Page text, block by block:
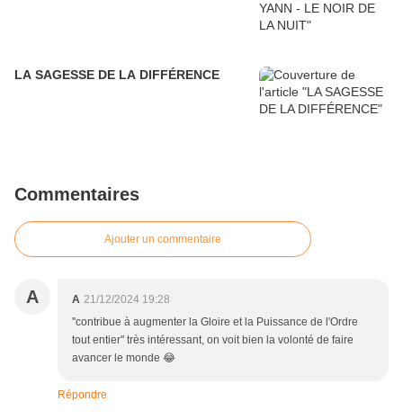
LA SAGESSE DE LA DIFFÉRENCE
Commentaires
Ajouter un commentaire
A A 21/12/2024 19:28
''contribue à augmenter la Gloire et la Puissance de l'Ordre
tout entier'' très intéressant, on voit bien la volonté de faire
avancer le monde 😂
Répondre